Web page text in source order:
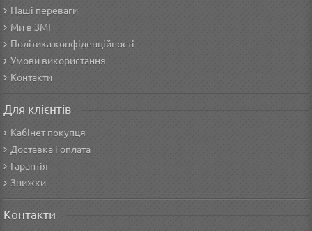
Наші переваги
Ми в ЗМІ
Політика конфіденційності
Умови використання
Контакти
Для клієнтів
Кабінет покупця
Доставка і оплата
Гарантія
Знижки
Контакти